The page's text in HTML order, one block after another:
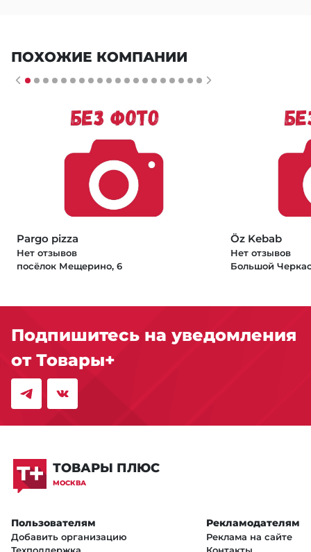
ПОХОЖИЕ КОМПАНИИ
Pargo pizza
Нет отзывов
посёлок Мещерино, 6
Öz Kebab
Нет отзывов
Большой
Подпишитесь на уведомления
от Товары+
ТОВАРЫ ПЛЮС
МОСКВА
Пользователям
Добавить организацию
Рекламодателям
Реклама на сайте